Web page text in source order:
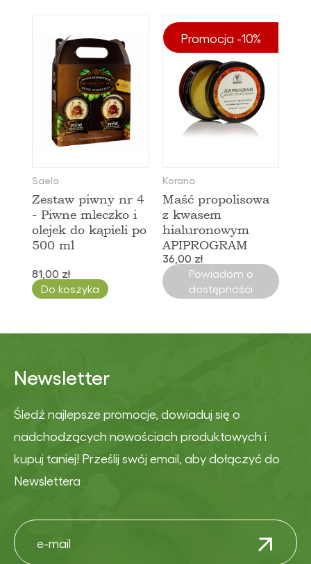
Saela
Zestaw piwny nr 4
- Piwne mleczko i
olejek do kąpieli po
500 ml
81,00 zł
Do koszyka
Promocja -10%
Korana
Maść propolisowa
z kwasem
hialuronowym
APIPROGRAM
36,00 zł
Powiadom o
dostępności
Newsletter
Śledź najlepsze promocje, dowiaduj się o
nadchodzących nowościach produktowych i
kupuj taniej! Prześlij swój email, aby dołączyć do
Newslettera